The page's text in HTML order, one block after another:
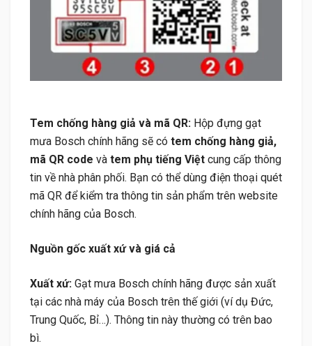
Tem chống hàng giả và mã QR: Hộp đựng gạt
mưa Bosch chính hãng sẽ có tem chống hàng giả,
mã QR code và tem phụ tiếng Việt cung cấp thông
tin về nhà phân phối. Bạn có thể dùng điện thoại quét
mã QR để kiểm tra thông tin sản phẩm trên website
chính hãng của Bosch.
Nguồn gốc xuất xứ và giá cả
Xuất xứ: Gạt mưa Bosch chính hãng được sản xuất
tại các nhà máy của Bosch trên thế giới (ví dụ Đức,
Trung Quốc, Bỉ…). Thông tin này thường có trên bao
bì.